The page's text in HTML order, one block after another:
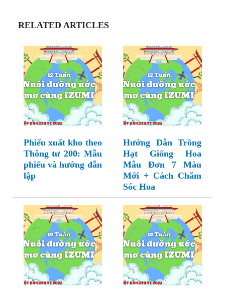
RELATED ARTICLES
Phiếu xuất kho theo
Thông tư 200: Mẫu
phiếu và hướng dẫn
lập
Hướng Dẫn Trồng
Hạt Giống Hoa
Mẫu Đơn 7 Màu
Mới + Cách Chăm
Sóc Hoa